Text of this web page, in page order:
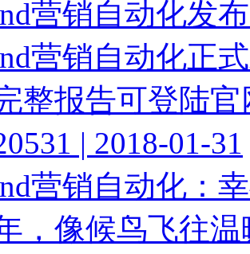
营销自动化发
营销自动化正
整报告可登陆
| 2018-01-31
营销自动化：
，像候鸟飞往